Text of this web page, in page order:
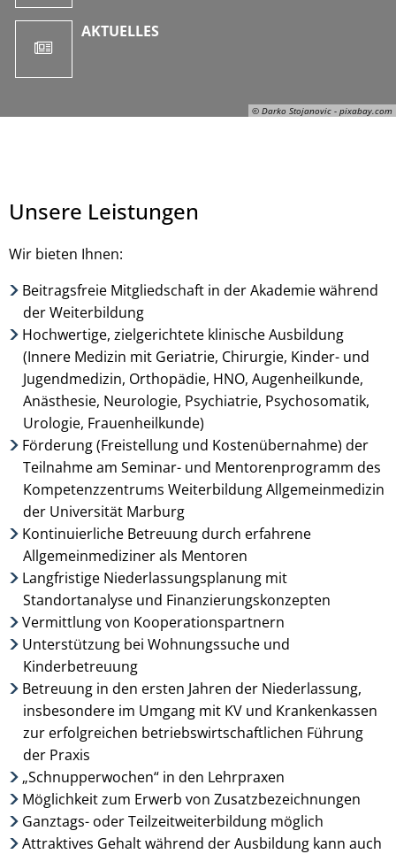
© Darko Stojanovic - pixabay.com
© Darko Stojanovic - pixabay.com
AKTUELLES
Unsere Leistungen
Wir bieten Ihnen:
Beitragsfreie Mitgliedschaft in der Akademie während
der Weiterbildung
Hochwertige, zielgerichtete klinische Ausbildung
(Innere Medizin mit Geriatrie, Chirurgie, Kinder- und
Jugendmedizin, Orthopädie, HNO, Augenheilkunde,
Anästhesie, Neurologie, Psychiatrie, Psychosomatik,
Urologie, Frauenheilkunde)
Förderung (Freistellung und Kostenübernahme) der
Teilnahme am Seminar- und Mentorenprogramm des
Kompetenzzentrums Weiterbildung Allgemeinmedizin
der Universität Marburg
Kontinuierliche Betreuung durch erfahrene
Allgemeinmediziner als Mentoren
Langfristige Niederlassungsplanung mit
Standortanalyse und Finanzierungskonzepten
Vermittlung von Kooperationspartnern
Unterstützung bei Wohnungssuche und
Kinderbetreuung
Betreuung in den ersten Jahren der Niederlassung,
insbesondere im Umgang mit KV und Krankenkassen
zur erfolgreichen betriebswirtschaftlichen Führung
der Praxis
„Schnupperwochen“ in den Lehrpraxen
Möglichkeit zum Erwerb von Zusatzbezeichnungen
Ganztags- oder Teilzeitweiterbildung möglich
Attraktives Gehalt während der Ausbildung kann auch